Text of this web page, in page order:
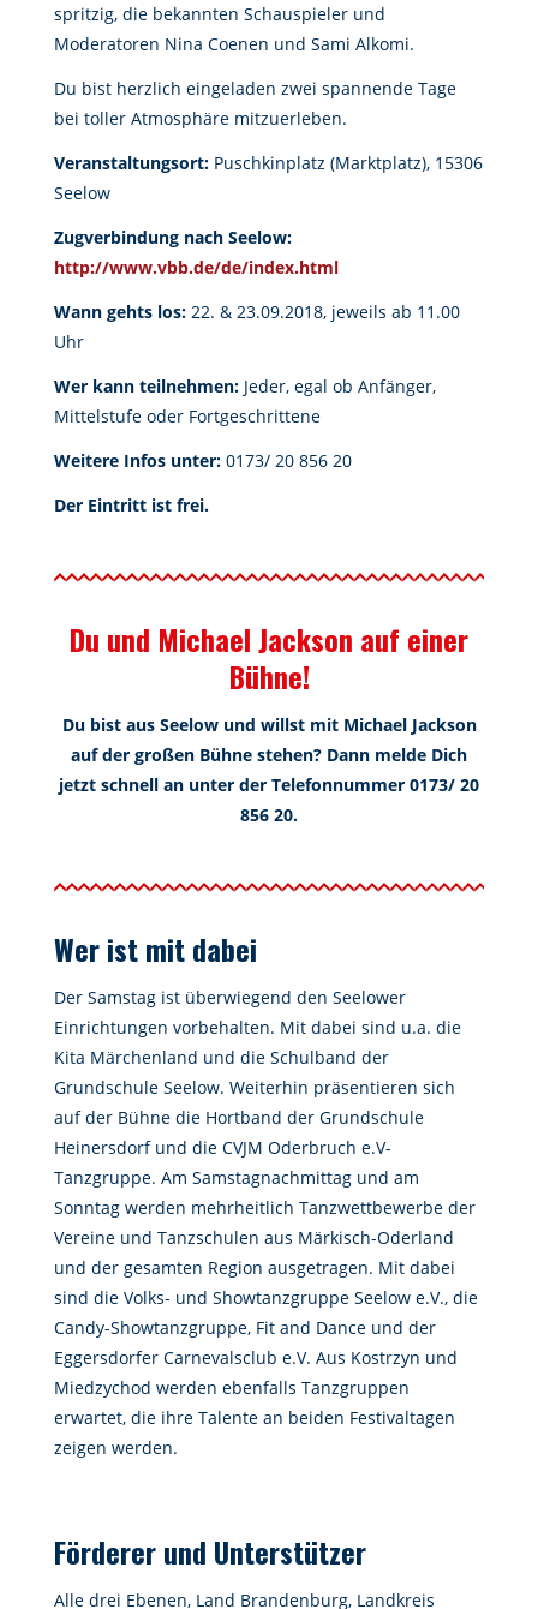
spritzig, die bekannten Schauspieler und
Moderatoren Nina Coenen und Sami Alkomi.
Du bist herzlich eingeladen zwei spannende Tage
bei toller Atmosphäre mitzuerleben.
Veranstaltungsort: Puschkinplatz (Marktplatz), 15306
Seelow
Zugverbindung nach Seelow:
http://www.vbb.de/de/index.html
Wann gehts los: 22. & 23.09.2018, jeweils ab 11.00
Uhr
Wer kann teilnehmen: Jeder, egal ob Anfänger,
Mittelstufe oder Fortgeschrittene
Weitere Infos unter: 0173/ 20 856 20
Der Eintritt ist frei.
Du und Michael Jackson auf einer
Bühne!
Du bist aus Seelow und willst mit Michael Jackson
auf der großen Bühne stehen? Dann melde Dich
jetzt schnell an unter der Telefonnummer 0173/ 20
856 20.
Wer ist mit dabei
Der Samstag ist überwiegend den Seelower
Einrichtungen vorbehalten. Mit dabei sind u.a. die
Kita Märchenland und die Schulband der
Grundschule Seelow. Weiterhin präsentieren sich
auf der Bühne die Hortband der Grundschule
Heinersdorf und die CVJM Oderbruch e.V-
Tanzgruppe. Am Samstagnachmittag und am
Sonntag werden mehrheitlich Tanzwettbewerbe der
Vereine und Tanzschulen aus Märkisch-Oderland
und der gesamten Region ausgetragen. Mit dabei
sind die Volks- und Showtanzgruppe Seelow e.V., die
Candy-Showtanzgruppe, Fit and Dance und der
Eggersdorfer Carnevalsclub e.V. Aus Kostrzyn und
Miedzychod werden ebenfalls Tanzgruppen
erwartet, die ihre Talente an beiden Festivaltagen
zeigen werden.
Förderer und Unterstützer
Alle drei Ebenen, Land Brandenburg, Landkreis